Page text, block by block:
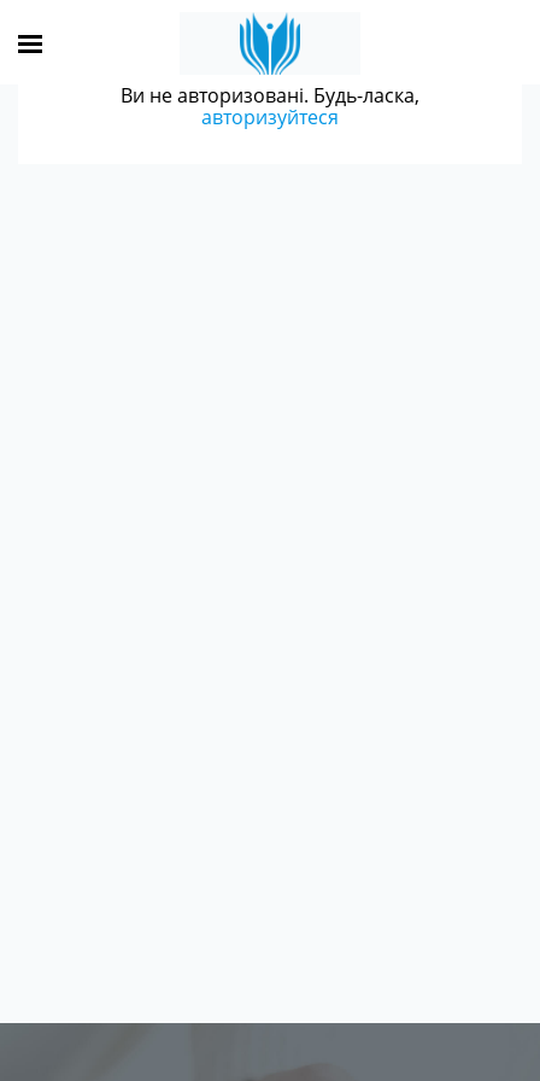
Ви не авторизовані. Будь-ласка,
авторизуйтеся